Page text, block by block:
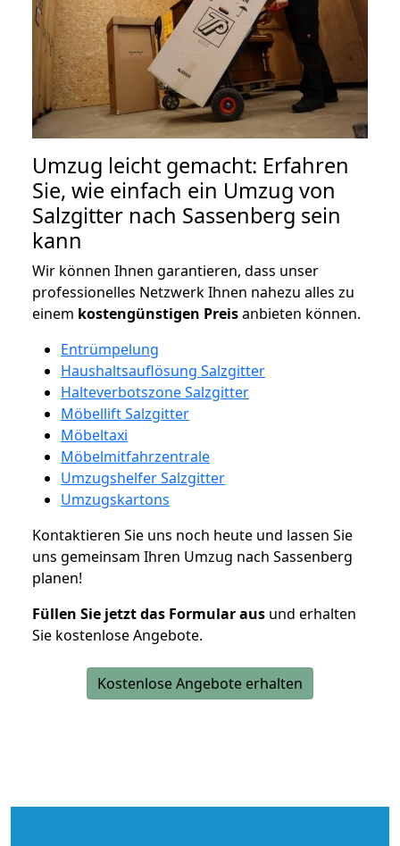
Umzug leicht gemacht: Erfahren
Sie, wie einfach ein Umzug von
Salzgitter nach Sassenberg sein
kann
Wir können Ihnen garantieren, dass unser
professionelles Netzwerk Ihnen nahezu alles zu
einem kostengünstigen Preisanbieten können.
Entrümpelung
Haushaltsauflösung Salzgitter
Halteverbotszone Salzgitter
Möbellift Salzgitter
Möbeltaxi
Möbelmitfahrzentrale
Umzugshelfer Salzgitter
Umzugskartons
Kontaktieren Sie uns noch heute und lassen Sie
uns gemeinsam Ihren Umzug nach Sassenberg
planen!
Füllen Sie jetzt das Formular aus und erhalten
Sie kostenlose Angebote.
Kostenlose Angebote erhalten